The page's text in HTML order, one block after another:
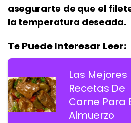
asegurarte de que el
la temperatura deseada.
Te Puede Interesar Leer:
Las Mejores
Recetas De
Carne Para
Almuerzo